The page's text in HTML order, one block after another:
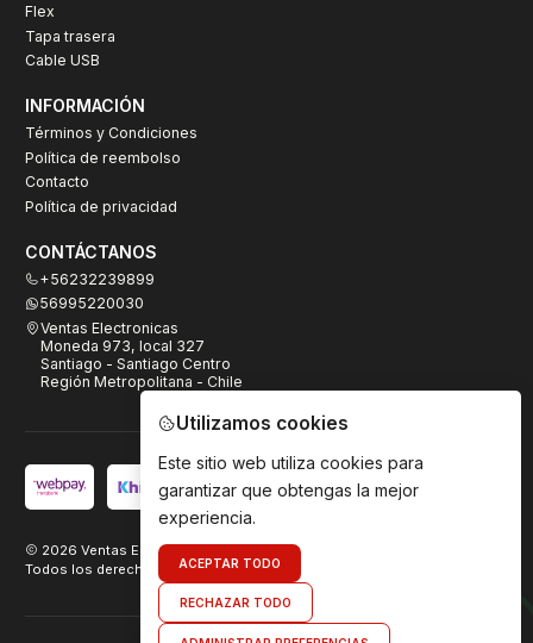
Flex
Tapa trasera
Cable USB
INFORMACIÓN
Términos y Condiciones
Política de reembolso
Contacto
Política de privacidad
CONTÁCTANOS
+56232239899
56995220030
Ventas Electronicas
Moneda 973, local 327
Santiago - Santiago Centro
Región Metropolitana - Chile
2026 Ventas Electrónicas.
Todos los derechos reservados. Desarrollado por
Utilizamos cookies
Este sitio web utiliza cookies para
garantizar que obtengas la mejor
experiencia.
ACEPTAR TODO
RECHAZAR TODO